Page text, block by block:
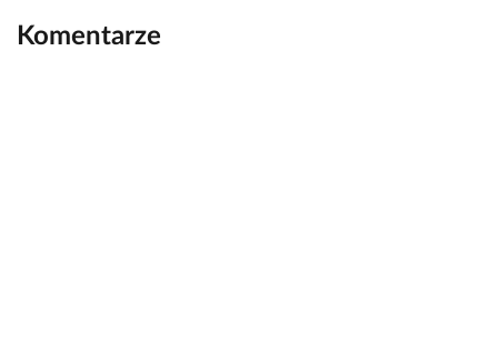
Komentarze